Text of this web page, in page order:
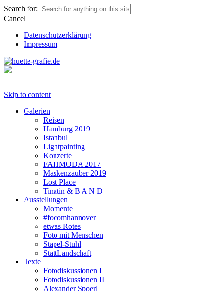
Search for:
Cancel
Datenschutzerklärung
Impressum
Skip to content
Galerien
Reisen
Hamburg 2019
Istanbul
Lightpainting
Konzerte
FAHMODA 2017
Maskenzauber 2019
Lost Place
Tinatin & B A N D
Ausstellungen
Momente
#focomhannover
etwas Rotes
Foto mit Menschen
Stapel-Stuhl
StattLandschaft
Texte
Fotodiskussionen I
Fotodiskussionen II
Alexander Spoerl